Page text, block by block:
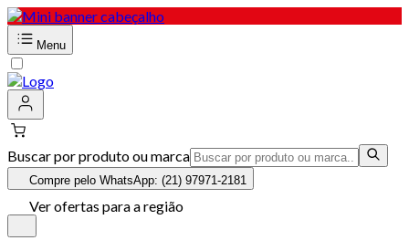
Menu
Buscar por produto ou marca
Compre pelo WhatsApp: (21) 97971-2181
Ver ofertas para a região